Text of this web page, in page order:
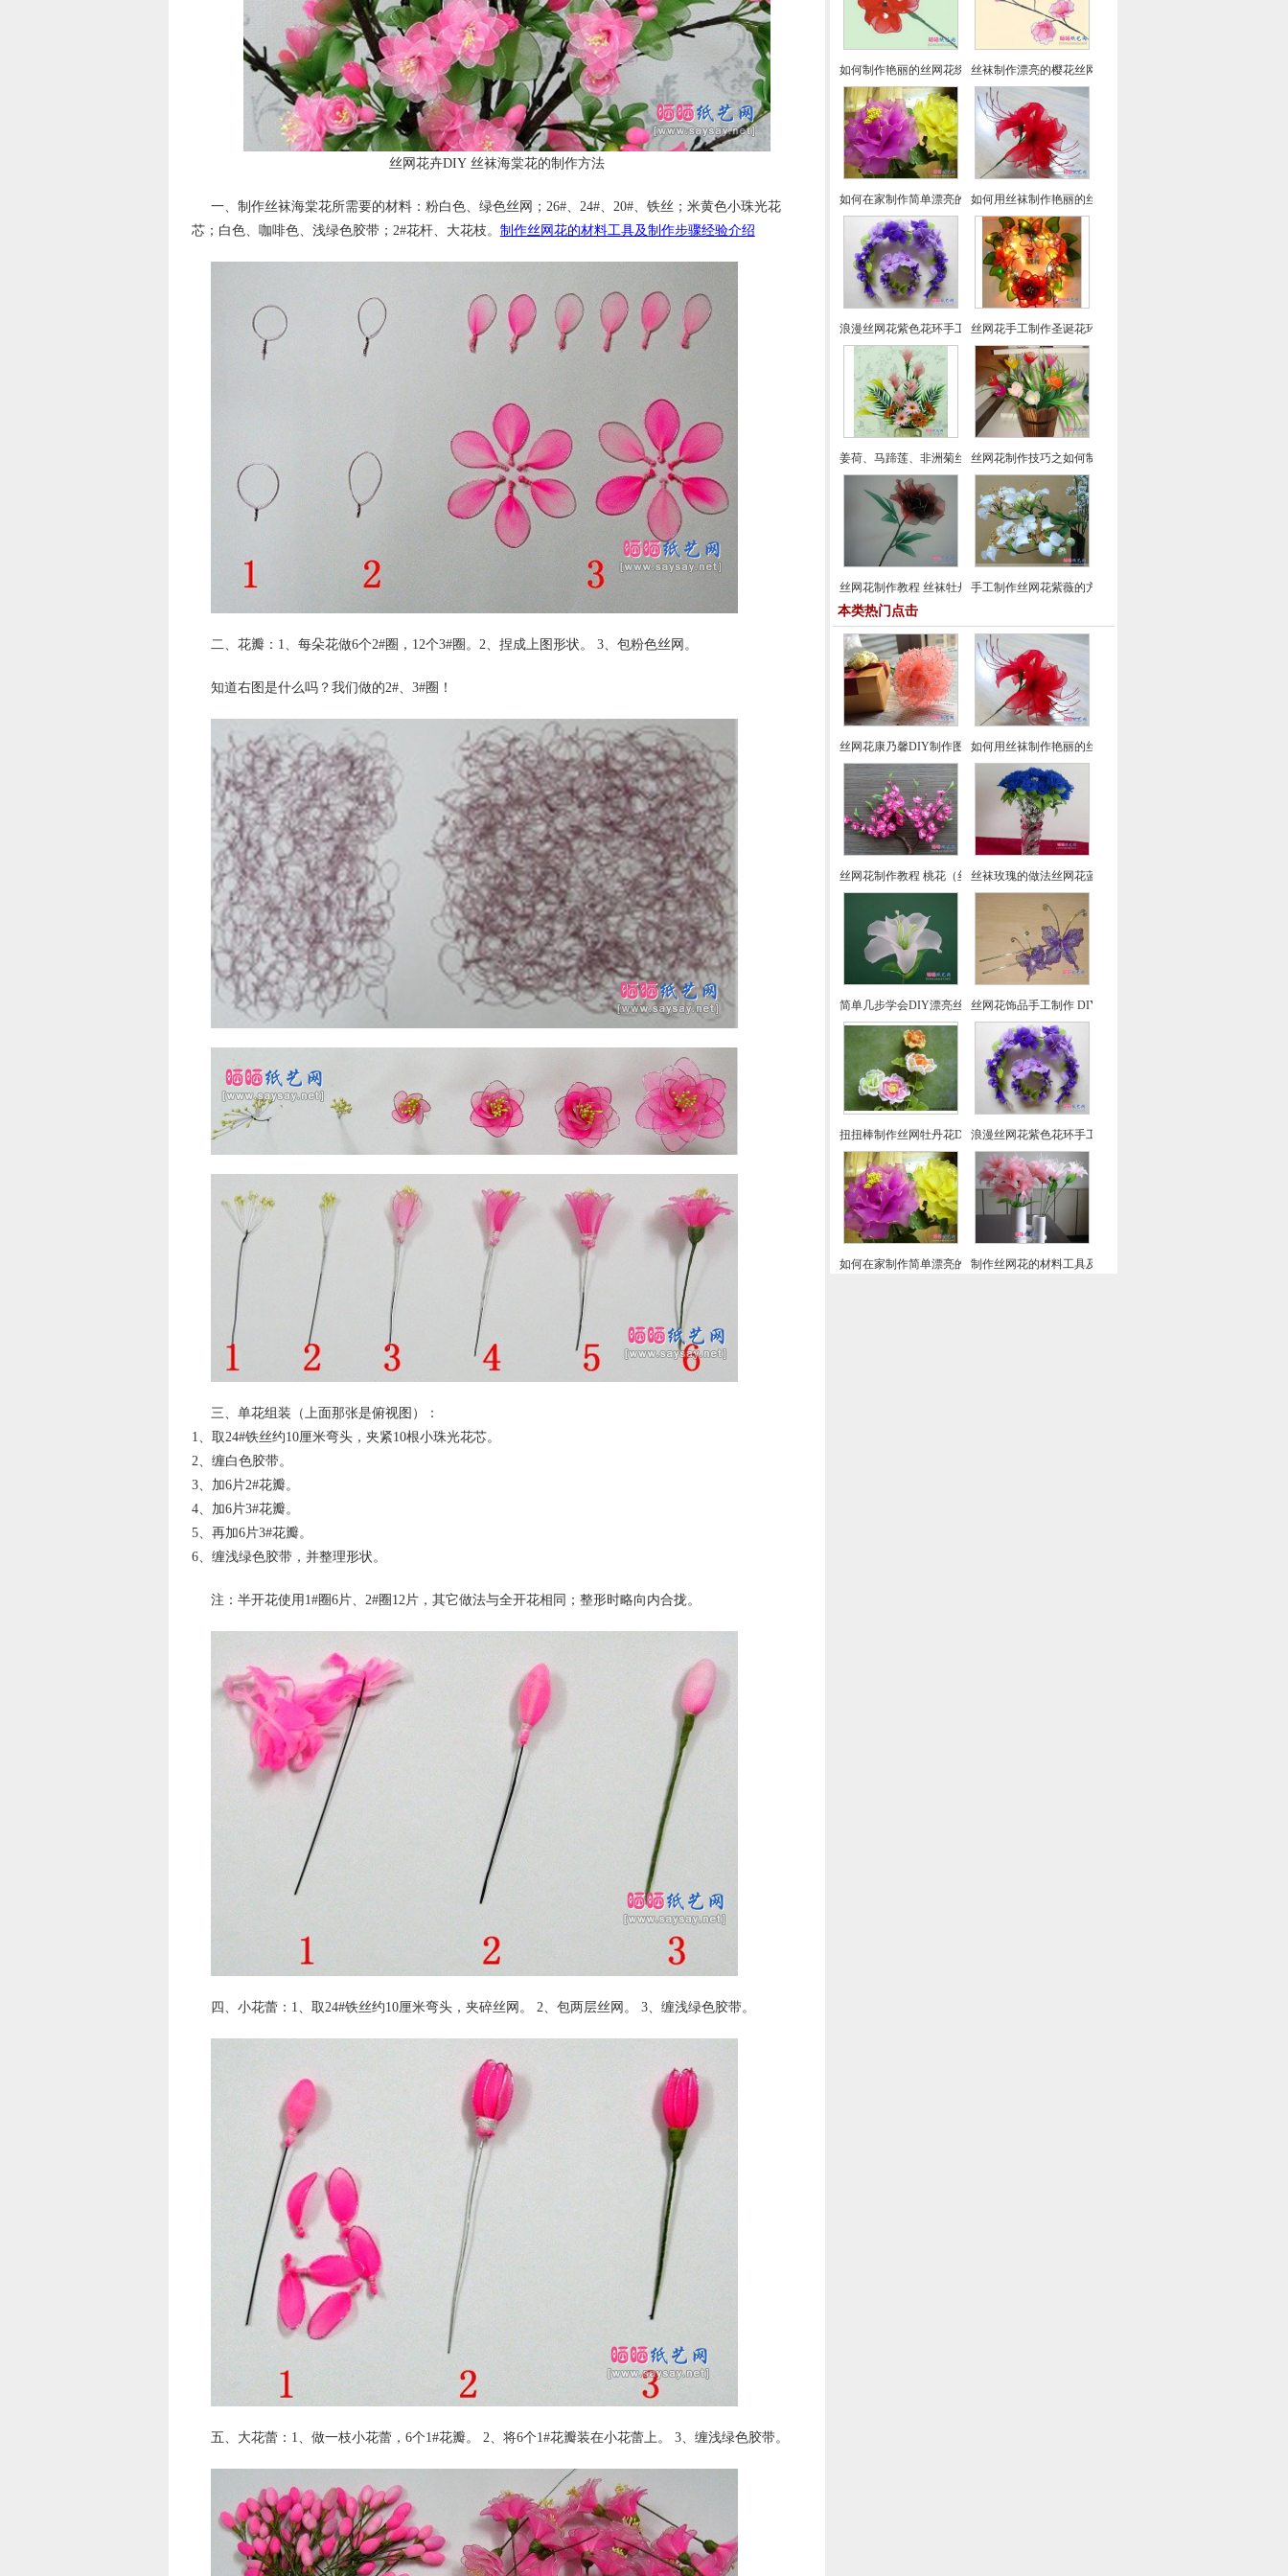
丝网花卉DIY 丝袜海棠花的制作方法
一、制作丝袜海棠花所需要的材料：粉白色、绿色丝网；26#、24#、20#、铁丝；米黄色小珠光花
芯；白色、咖啡色、浅绿色胶带；2#花杆、大花枝。 制作丝网花的材料工具及制作步骤经验介绍
二、花瓣：1、每朵花做6个2#圈，12个3#圈。2、捏成上图形状。 3、包粉色丝网。
知道右图是什么吗？我们做的2#、3#圈！
三、单花组装（上面那张是俯视图）：
1、取24#铁丝约10厘米弯头，夹紧10根小珠光花芯。
2、缠白色胶带。
3、加6片2#花瓣。
4、加6片3#花瓣。
5、再加6片3#花瓣。
6、缠浅绿色胶带，并整理形状。
注：半开花使用1#圈6片、2#圈12片，其它做法与全开花相同；整形时略向内合拢。
四、小花蕾：1、取24#铁丝约10厘米弯头，夹碎丝网。 2、包两层丝网。 3、缠浅绿色胶带。
五、大花蕾：1、做一枝小花蕾，6个1#花瓣。 2、将6个1#花瓣装在小花蕾上。 3、缠浅绿色胶带。
如何制作艳丽的丝网花绣球花丝袜制作漂亮的樱花丝网花
如何在家制作简单漂亮的牡丹丝网花如何用丝袜制作艳丽的丝网花彼岸花
浪漫丝网花紫色花环手工DIY制作教程丝网花手工制作圣诞花环的方法教程
姜荷、马蹄莲、非洲菊丝网花制作漂亮家居装饰插花
丝网花制作技巧之如何制作丝网花春兰
丝网花制作教程 丝袜牡丹花DIY自制方法手工制作丝网花紫薇的方法教程
本类热门点击
丝网花康乃馨DIY制作图文教程如何用丝袜制作艳丽的丝网花彼岸花
丝网花制作教程 桃花（丝袜花）DIY方法步骤丝袜玫瑰的做法丝网花蓝色妖姬手工制作教程图解
简单几步学会DIY漂亮丝网花百合花的制作方法教程
丝网花饰品手工制作 DIY丝袜蝴蝶簪子的方法
扭扭棒制作丝网牡丹花DIY制作教程浪漫丝网花紫色花环手工DIY制作教程
如何在家制作简单漂亮的牡丹丝网花制作丝网花的材料工具及制作步骤经验介绍